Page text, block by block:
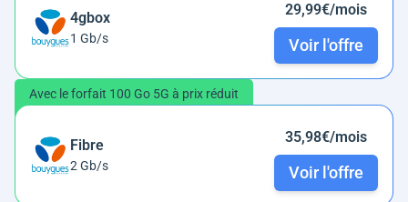
4gbox
1 Gb/s
29,99€/mois
Voir l'offre
Avec le forfait 100 Go 5G à prix réduit
Fibre
2 Gb/s
35,98€/mois
Voir l'offre